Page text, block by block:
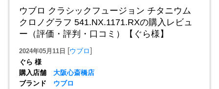
全てのブランドを見
ウブロ クラシックフュージョン チタニウム
クロノグラフ 541.NX.1171.RXの購入レビュ
ー（評価・評判・口コミ）【ぐら様】
2024年05月11日 [ウブロ]
ぐら 様
購入店舗 大阪心斎橋店
ブランド ウブロ